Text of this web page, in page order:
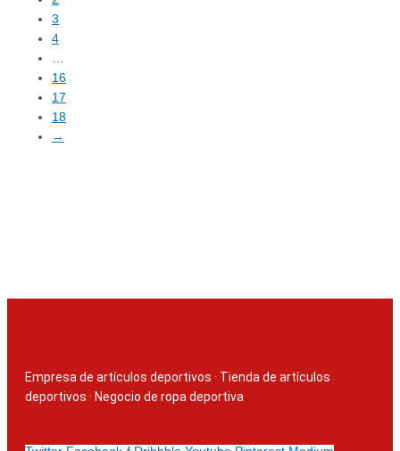
3
4
…
16
17
18
→
Empresa de artículos deportivos · Tienda de artículos
deportivos · Negocio de ropa deportiva